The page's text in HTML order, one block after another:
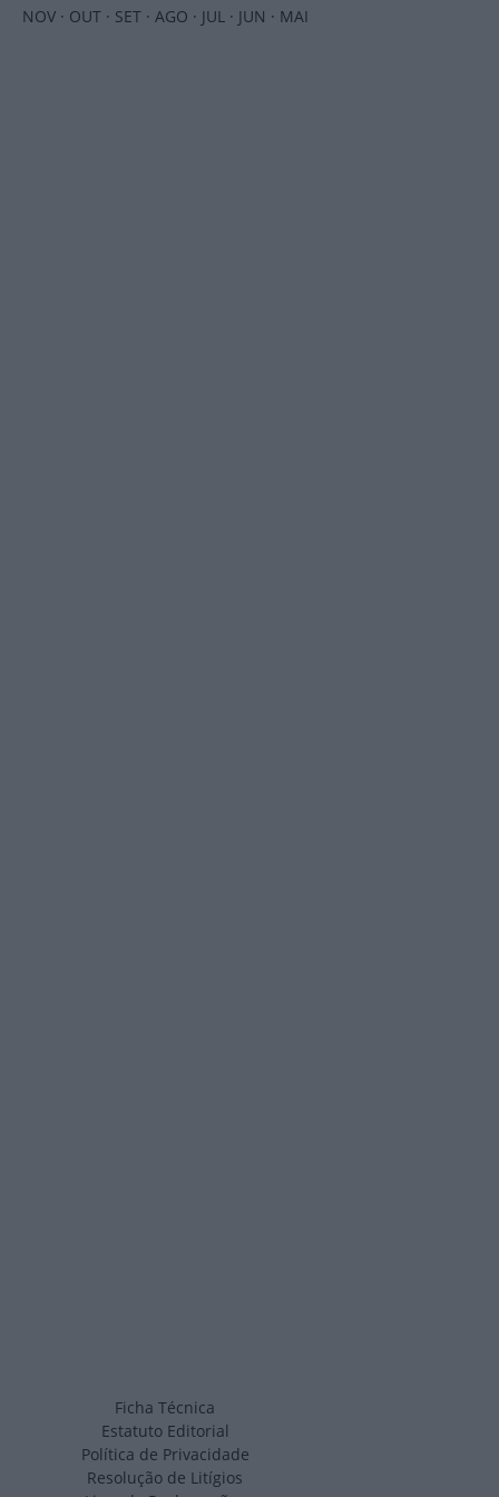
NOV· OUT· SET· AGO · JUL· JUN · MAI
Ficha Técnica
Estatuto Editorial
Política de Privacidade
Resolução de Litígios